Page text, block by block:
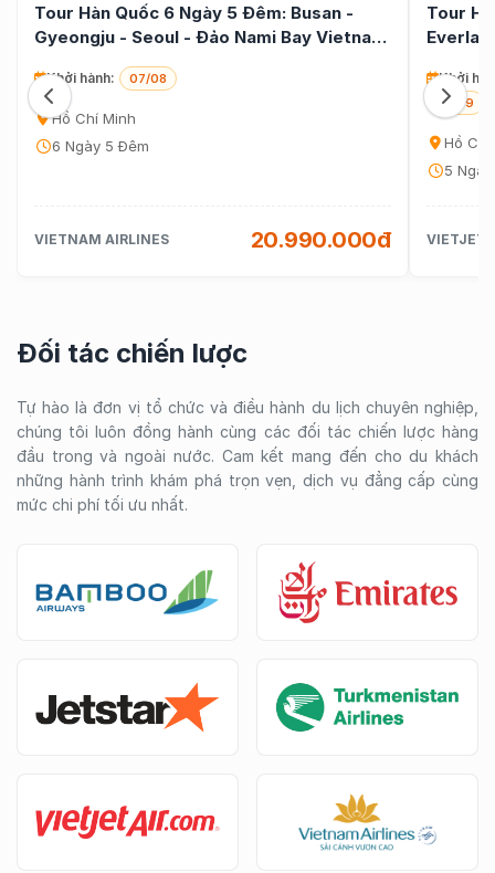
Tour Hàn Quốc 6 Ngày 5 Đêm: Busan -
Gyeongju - Seoul - Đảo Nami Bay Vietnam
Khởi hành: 07/08
Hồ Chí Minh
6 Ngày 5 Đêm
VIETNAM AIRLINES 20.990.000đ
Tour
Khởi
25/09
Hồ Chí
5
VIETJET
Đối tác chiến lược
Tự hào là đơn vị tổ chức và điều hành du lịch chuyên nghiệp,
chúng tôi luôn đồng hành cùng các đối tác chiến lược hàng
đầu trong và ngoài nước. Cam kết mang đến cho du khách
những hành trình khám phá trọn vẹn, dịch vụ đẳng cấp cùng
mức chi phí tối ưu nhất.